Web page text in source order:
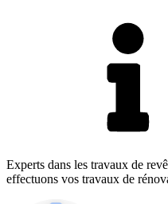
Experts dans les travaux de
effectuons vos travaux de